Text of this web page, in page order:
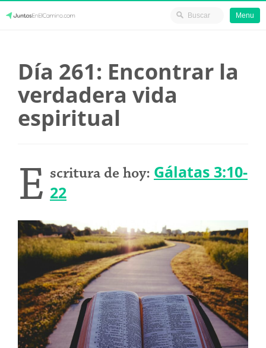
content
Menu
Día 261: Encontrar la
verdadera vida
espiritual
E scritura de hoy: Gálatas 3:10-
22